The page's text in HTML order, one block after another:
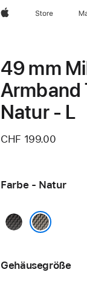
Apple Store
49 mm
Armband
Natur ‑ L
CHF 199.00
Farbe - Natur
Schwarz
Gehäusegröße